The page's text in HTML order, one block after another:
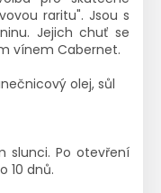
raritu". Jsou s
Jejich chuť se
vínem Cabernet.
olej, sůl
slunci. Po otevření
10 dnů.